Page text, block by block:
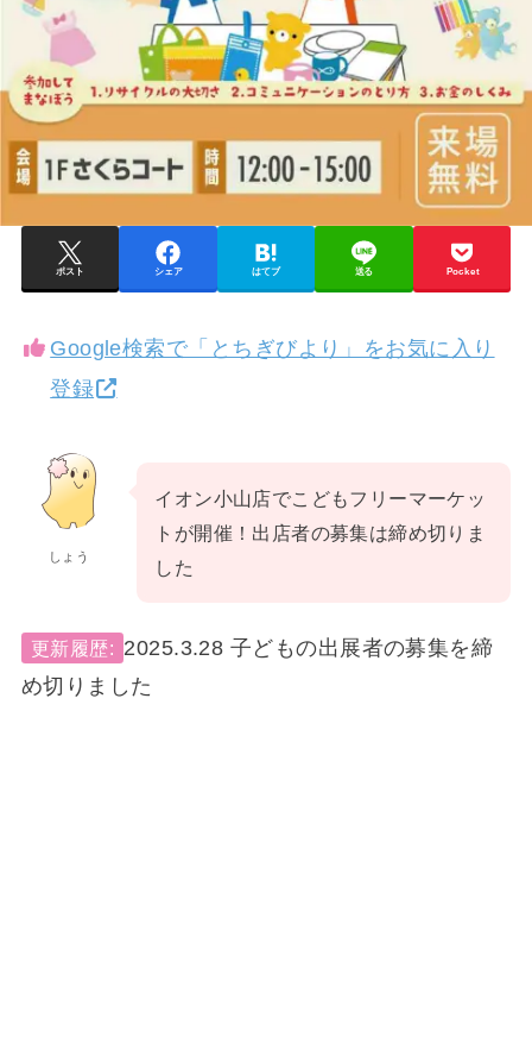
ポスト シェア はてブ 送る Pocket
Google検索で「とちぎびより」をお気に入り
登録
しょう
イオン小山店でこどもフリーマーケッ
トが開催！出店者の募集は締め切りま
した
更新履歴: 2025.3.28 子どもの出展者の募集を締
め切りました